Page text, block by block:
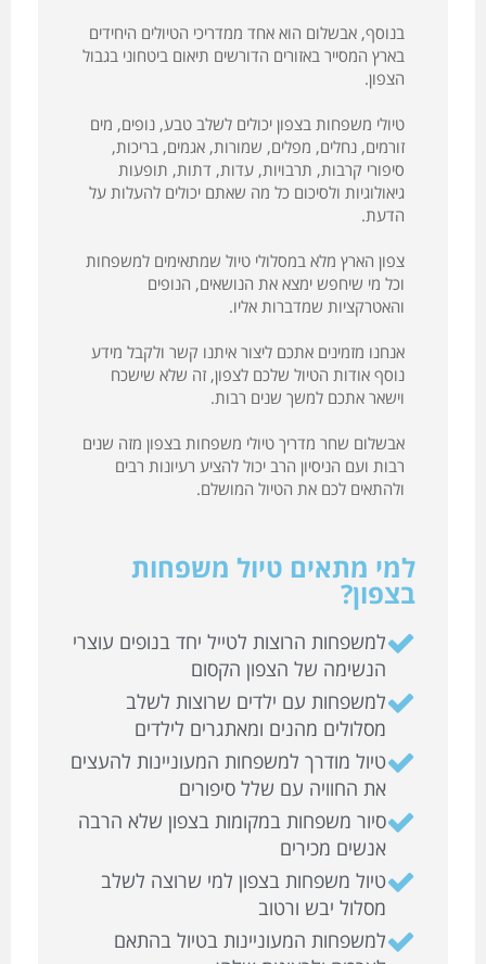
בנוסף, אבשלום הוא אחד ממדריכי הטיולים היחידים
בארץ המסייר באזורים הדורשים תיאום ביטחוני בגבול
הצפון.
טיולי משפחות בצפון יכולים לשלב טבע, נופים, מים
זורמים, נחלים, מפלים, שמורות, אגמים, בריכות,
סיפורי קרבות, תרבויות, עדות, דתות, תופעות
גיאולוגיות ולסיכום כל מה שאתם יכולים להעלות על
הדעת.
צפון הארץ מלא במסלולי טיול שמתאימים למשפחות
וכל מי שיחפש ימצא את הנושאים, הנופים
והאטרקציות שמדברות אליו.
אנחנו מזמינים אתכם ליצור איתנו קשר ולקבל מידע
נוסף אודות הטיול שלכם לצפון, זה שלא שישכח
וישאר אתכם למשך שנים רבות.
אבשלום שחר מדריך טיולי משפחות בצפון מזה שנים
רבות ועם הניסיון הרב יכול להציע רעיונות רבים
ולהתאים לכם את הטיול המושלם.
למי מתאים טיול משפחות
בצפון?
למשפחות הרוצות לטייל יחד בנופים עוצרי
הנשימה של הצפון הקסום
למשפחות עם ילדים שרוצות לשלב
מסלולים מהנים ומאתגרים לילדים
טיול מודרך למשפחות המעוניינות להעצים
את החוויה עם שלל סיפורים
סיור משפחות במקומות בצפון שלא הרבה
אנשים מכירים
טיול משפחות בצפון למי שרוצה לשלב
מסלול יבש ורטוב
למשפחות המעוניינות בטיול בהתאם